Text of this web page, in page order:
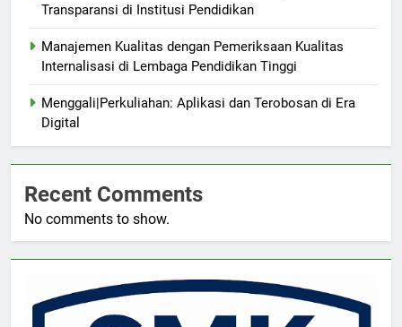
Transparansi di Institusi Pendidikan
Manajemen Kualitas dengan Pemeriksaan Kualitas
Internalisasi di Lembaga Pendidikan Tinggi
Menggali|Perkuliahan: Aplikasi dan Terobosan di Era
Digital
Recent Comments
No comments to show.